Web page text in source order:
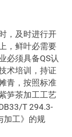
，及时进行开
，鲜叶必需要
必须具备QS认
术培训，持证
青，按照标准
笋茶加工工艺
T 294.3-
加工》的规